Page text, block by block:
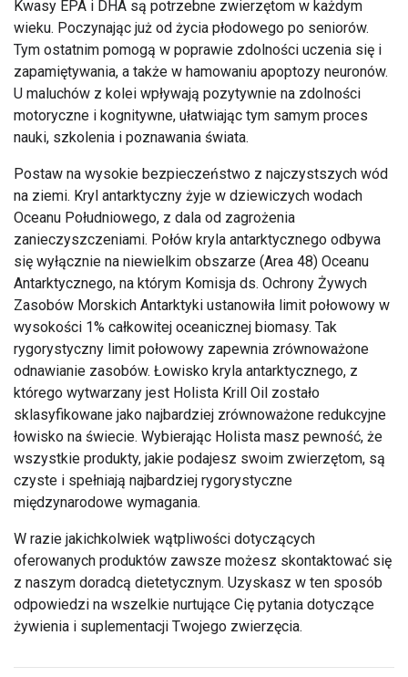
Kwasy EPA i DHA są potrzebne zwierzętom w każdym
wieku. Poczynając już od życia płodowego po seniorów.
Tym ostatnim pomogą w poprawie zdolności uczenia się i
zapamiętywania, a także w hamowaniu apoptozy neuronów.
U maluchów z kolei wpływają pozytywnie na zdolności
motoryczne i kognitywne, ułatwiając tym samym proces
nauki, szkolenia i poznawania świata.
Postaw na wysokie bezpieczeństwo z najczystszych wód
na ziemi. Kryl antarktyczny żyje w dziewiczych wodach
Oceanu Południowego, z dala od zagrożenia
zanieczyszczeniami. Połów kryla antarktycznego odbywa
się wyłącznie na niewielkim obszarze (Area 48) Oceanu
Antarktycznego, na którym Komisja ds. Ochrony Żywych
Zasobów Morskich Antarktyki ustanowiła limit połowowy w
wysokości 1% całkowitej oceanicznej biomasy. Tak
rygorystyczny limit połowowy zapewnia zrównoważone
odnawianie zasobów. Łowisko kryla antarktycznego, z
którego wytwarzany jest Holista Krill Oil zostało
sklasyfikowane jako najbardziej zrównoważone redukcyjne
łowisko na świecie. Wybierając Holista masz pewność, że
wszystkie produkty, jakie podajesz swoim zwierzętom, są
czyste i spełniają najbardziej rygorystyczne
międzynarodowe wymagania.
W razie jakichkolwiek wątpliwości dotyczących
oferowanych produktów zawsze możesz skontaktować się
z naszym doradcą dietetycznym. Uzyskasz w ten sposób
odpowiedzi na wszelkie nurtujące Cię pytania dotyczące
żywienia i suplementacji Twojego zwierzęcia.